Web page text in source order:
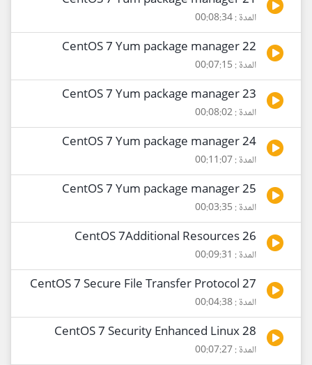
المدة : 00:08:34
22 CentOS 7 Yum package manager
المدة : 00:07:15
23 CentOS 7 Yum package manager
المدة : 00:08:02
24 CentOS 7 Yum package manager
المدة : 00:11:07
25 CentOS 7 Yum package manager
المدة : 00:03:35
26 CentOS 7Additional Resources
المدة : 00:09:31
27 CentOS 7 Secure File Transfer Protocol
المدة : 00:04:38
28 CentOS 7 Security Enhanced Linux
المدة : 00:07:27